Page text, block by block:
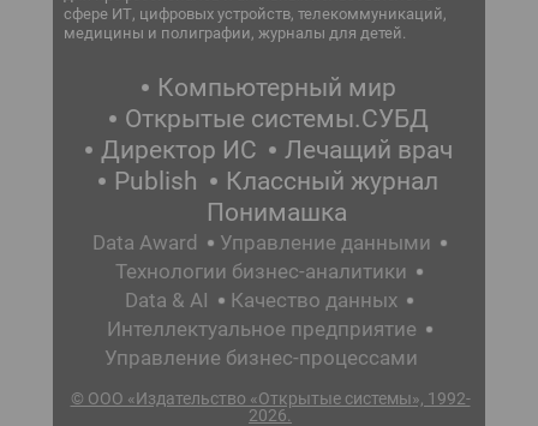
сфере ИТ, цифровых устройств, телекоммуникаций,
медицины и полиграфии, журналы для детей.
Компьютерный мир
Открытые системы.СУБД
Директор ИС
Лечащий врач
Publish
Классный журнал
Понимашка
Data Award
Управление данными
Технологии бизнес-аналитики
Data & AI
Качество данных
Интеллектуальное предприятие
Управление бизнес-процессами
© ООО «Издательство «Открытые системы», 1992-
2026.